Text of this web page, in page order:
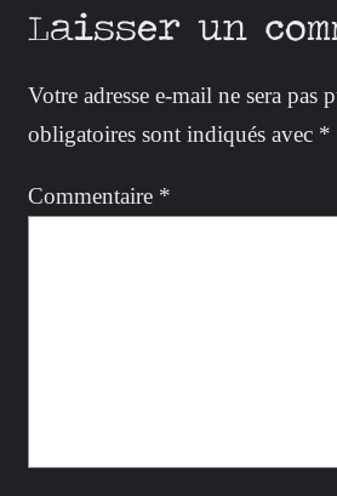
Laisser un
Votre adresse e-mail ne sera pas
obligatoires sont indiqués avec *
Commentaire *